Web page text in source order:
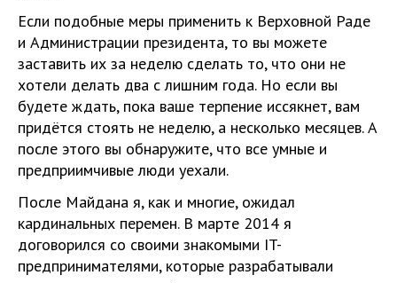
Если подобные меры применить к Верховной Раде
и Администрации президента, то вы можете
заставить их за неделю сделать то, что они не
хотели делать два с лишним года. Но если вы
будете ждать, пока ваше терпение иссякнет, вам
придётся стоять не неделю, а несколько месяцев. А
после этого вы обнаружите, что все умные и
предприимчивые люди уехали.
После Майдана я, как и многие, ожидал
кардинальных перемен. В марте 2014 я
договорился со своими знакомыми IT-
предпринимателями, которые разрабатывали